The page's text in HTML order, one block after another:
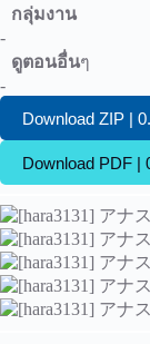
กลุ่มงาน
-
ดูตอนอื่นๆ
-
Download ZIP |
Download PDF |